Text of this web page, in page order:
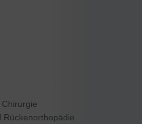
Rückenorthopädie